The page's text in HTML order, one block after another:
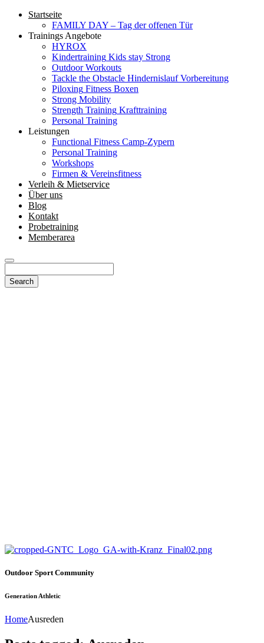
Startseite
FAMILY DAY – Tag der offenen Tür
Trainings Angebote
HYROX
Kindertraining Kids stay Strong
Outdoor Workouts
Tackle the Obstacle Hindernislauf Vorbereitung
Piloxing Fitness Boxen
Strong Mobility
Strength Training Krafttraining
Personal Training
Leistungen
Functional Fitness Camp-Zypern
Personal Training
Workshops
Firmen & Vereinsfitness
Verleih & Mietservice
Über uns
Blog
Kontakt
Probetraining
Memberarea
Outdoor Sport Community
Generation Athletic
HomeAusreden